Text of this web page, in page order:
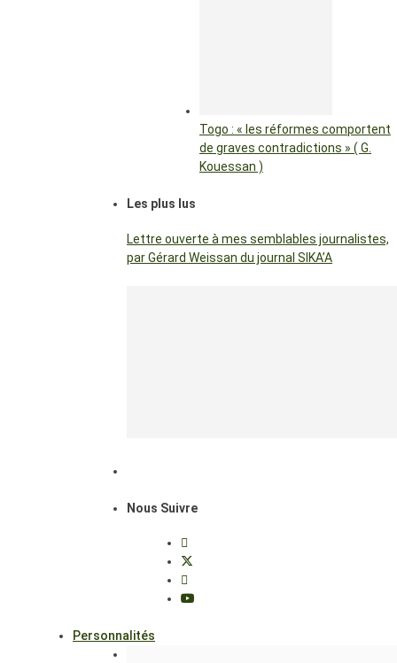
Togo : « les réformes comportent
de graves contradictions » ( G.
Kouessan )
Les plus lus
Lettre ouverte à mes semblables journalistes,
par Gérard Weissan du journal SIKA’A
Nous Suivre
Personnalités